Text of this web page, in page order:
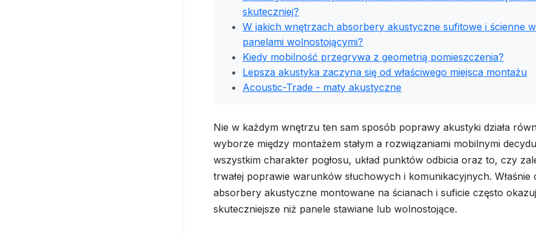
skuteczniej?
W jakich wnętrzach absorbery akustyczne sufitowe i ścienne
panelami wolnostojącymi?
Kiedy mobilność przegrywa z geometrią pomieszczenia?
Lepsza akustyka zaczyna się od właściwego miejsca montażu
Acoustic-Trade - maty akustyczne
Nie w każdym wnętrzu ten sam sposób poprawy akustyki działa
wyborze między montażem stałym a rozwiązaniami mobilnymi
wszystkim charakter pogłosu, układ punktów odbicia oraz to, czy
trwałej poprawie warunków słuchowych i komunikacyjnych. Właśnie
absorbery akustyczne montowane na ścianach i suficie często
skuteczniejsze niż panele stawiane lub wolnostojące.